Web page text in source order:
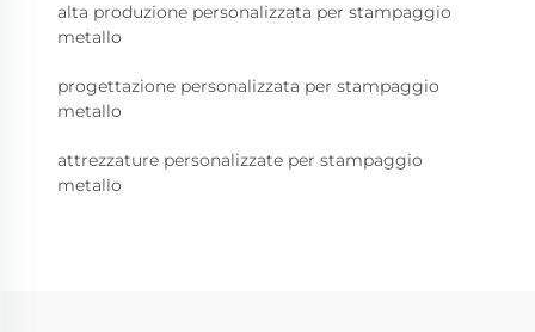
alta produzione personalizzata per stampaggio
metallo
progettazione personalizzata per stampaggio
metallo
attrezzature personalizzate per stampaggio
metallo